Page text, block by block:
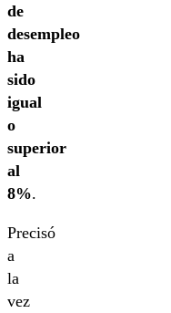
de
desempleo
ha
sido
igual
o
superior
al
8%.
Precisó
a
la
vez